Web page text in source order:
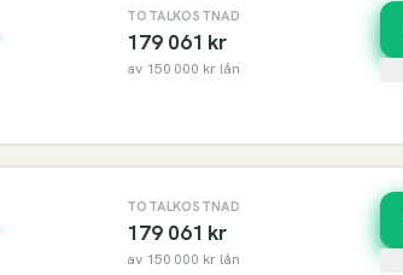
TOTALKOSTNAD
179 061 kr
av 150 000 kr lån
TOTALKOSTNAD
179 061 kr
av 150 000 kr lån